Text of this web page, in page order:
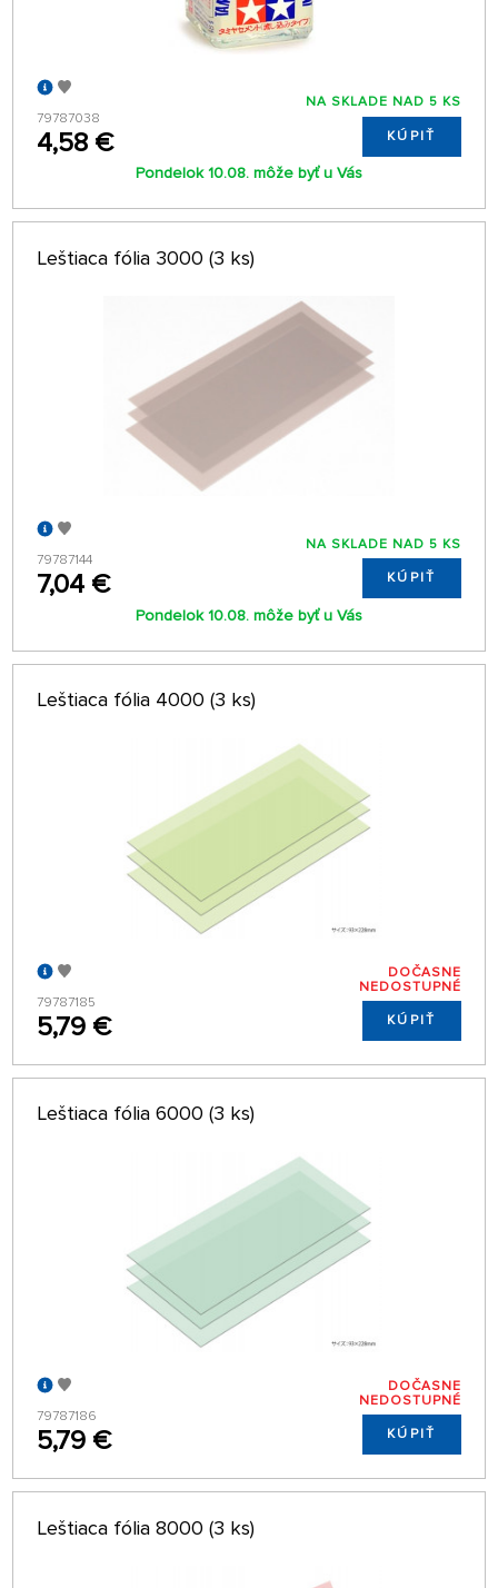
79787038
4,58 €
NA SKLADE NAD 5 KS
KÚPIŤ
Pondelok 10.08. môže byť u Vás
Leštiaca fólia 3000 (3 ks)
79787144
7,04 €
NA SKLADE NAD 5 KS
KÚPIŤ
Pondelok 10.08. môže byť u Vás
Leštiaca fólia 4000 (3 ks)
79787185
5,79 €
DOČASNE
NEDOSTUPNÉ
KÚPIŤ
Leštiaca fólia 6000 (3 ks)
79787186
5,79 €
DOČASNE
NEDOSTUPNÉ
KÚPIŤ
Leštiaca fólia 8000 (3 ks)